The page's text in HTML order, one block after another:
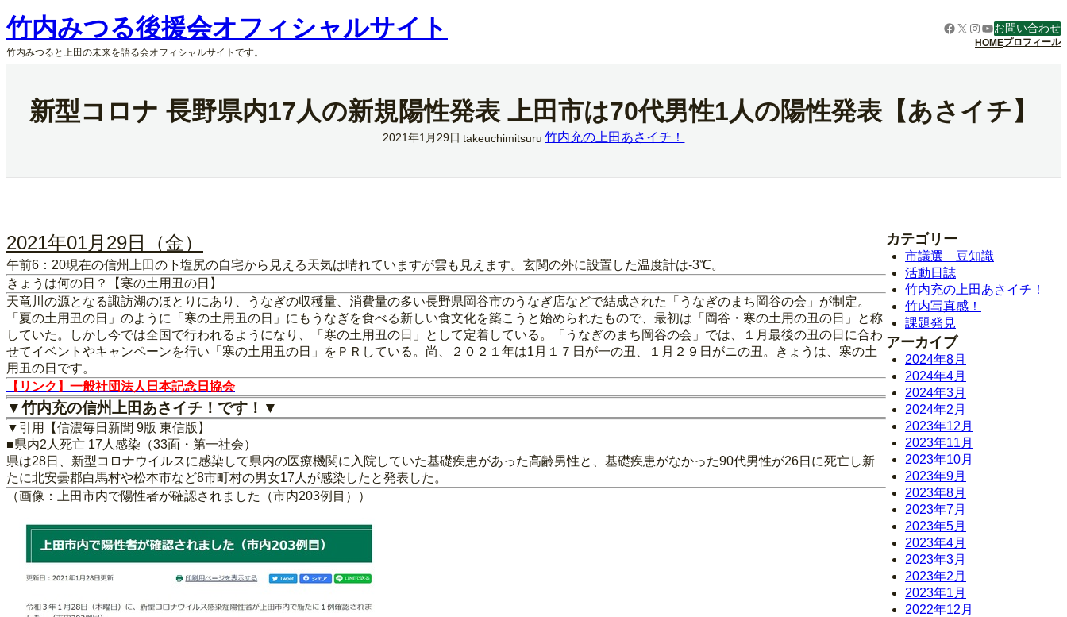
内
容
を
ス
竹内みつる後援会オフィシャルサイト
竹内みつると上田の未来を語る会オフィシャルサイトです。
Facebook
X Instagram
YouTube
お問い合わせ
HOMEプロフィール
新型コロナ 長野県内17人の新規陽性発表 上田市は70代男性1人の陽性発表【あさイチ】
2021年1月29日 takeuchimitsuru 竹内充の上田あさイチ！
2021年01月29日（金）
午前6：20現在の信州上田の下塩尻の自宅から見える天気は晴れていますが雲も見えます。玄関の外に設置した温度計は‐3℃。
きょうは何の日？【寒の土用丑の日】
天竜川の源となる諏訪湖のほとりにあり、うなぎの収穫量、消費量の多い長野県岡谷市のうなぎ店などで結成された「うなぎのまち岡谷の会」が制定。
「夏の土用丑の日」のように「寒の土用丑の日」にもうなぎを食べる新しい食文化を築こうと始められたもので、最初は「岡谷・寒の土用の丑の日」と称
していた。しかし今では全国で行われるようになり、「寒の土用丑の日」として定着している。「うなぎのまち岡谷の会」では、１月最後の丑の日に合わ
せてイベントやキャンペーンを行い「寒の土用丑の日」をＰＲしている。尚、２０２１年は1月１７日が一の丑、１月２９日がニの丑。きょうは、寒の土
用丑の日です。
【リンク】一般社団法人日本記念日協会
▼竹内充の信州上田あさイチ！です！▼
▼引用【信濃毎日新聞 9版 東信版】
■県内2人死亡 17人感染（33面・第一社会）
県は28日、新型コロナウイルスに感染して県内の医療機関に入院していた基礎疾患があった高齢男性と、基礎疾患がなかった90代男性が26日に死亡し新
たに北安曇郡白馬村や松本市など8市町村の男女17人が感染したと発表した。
（画像：上田市内で陽性者が確認されました（市内203例目））
カテゴリー
市議選 豆知識
活動日誌
竹内充の上田あさイチ！
竹内写真感！
課題発見
アーカイブ
2024年8月
2024年4月
2024年3月
2024年2月
2023年12月
2023年11月
2023年10月
2023年9月
2023年8月
2023年7月
2023年5月
2023年4月
2023年3月
2023年2月
2023年1月
2022年12月